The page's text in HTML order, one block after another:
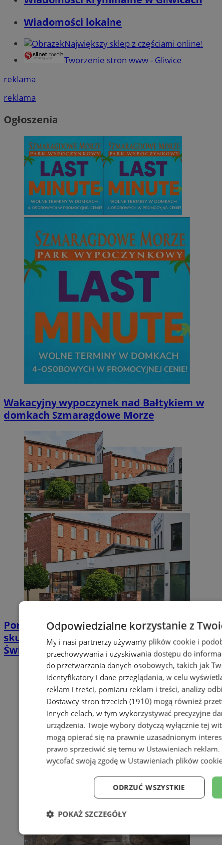
Wiadomości lokalne
Największy sklep z częściami online!
Tworzenie stron www - Gliwice
reklama
reklama
Ogłoszenia
Wakacyjny wypoczynek nad Bałtykiem w
domkach Szmaragdowe Morze
Poradnia leczenia ran przewlekłych -
skuteczna terapia trudno gojących się ran |
Świętochłowice
Odpowiedzialne korzystanie z
My i nasi partnerzy używamy plików cookie i
przechowywania i uzyskiwania dostępu do
do przetwarzania danych osobowych, takich jak
identyfikatory i dane przeglądania, w celu
reklam i treści, pomiaru reklam i treści, analizy
Dostawcy stron trzecich (1910)mogą również
innych celach, w tym wykorzystywać precyzyjne
urządzenia. Twoje wybory dotyczą wyłącznie tej
mogą opierać się na prawnie uzasadnionym
prawo sprzeciwić się temu w Ustawieniach reklam.
wycofać swoją zgodę w Ustawieniach plików cookie
ODRZUĆ WSZYSTKIE
POKAŻ SZCZEGÓŁY
Niezbędne Wydajność